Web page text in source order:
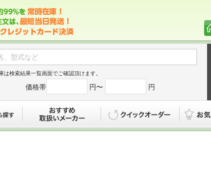
検索結果一覧画面でご確認頂けます。
価格帯 円〜 円